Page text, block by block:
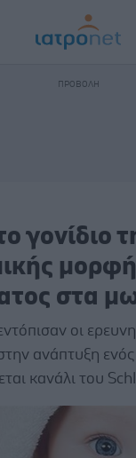
γονίδιο
στα
οι
ανάπτυξη
κανάλι του